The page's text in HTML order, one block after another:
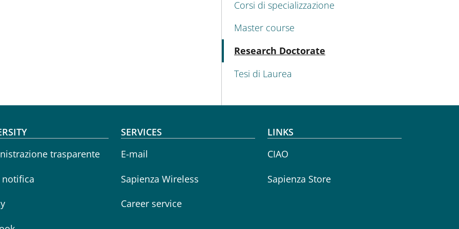
Corsi di specializzazione
Master course
Research Doctorate
Tesi di Laurea
menu
trasparente
SERVICES
E-mail
Sapienza Wireless
Career service
LINKS
CIAO
Sapienza Store